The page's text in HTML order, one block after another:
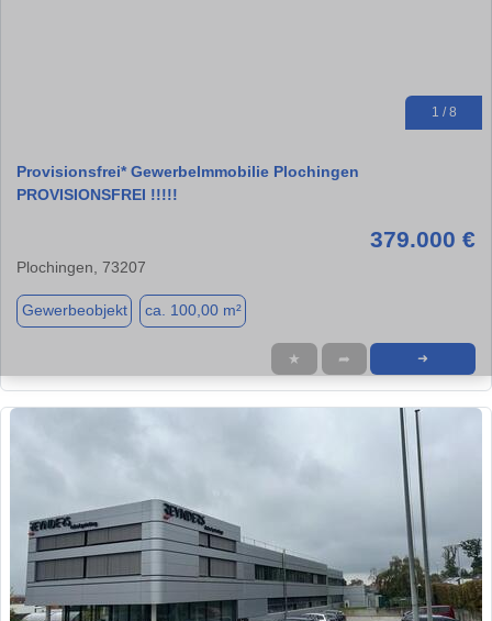
1 / 8
Provisionsfrei* GewerbeImmobilie Plochingen
PROVISIONSFREI !!!!!
379.000 €
Plochingen, 73207
Gewerbeobjekt ca. 100,00 m²
★ ➦ ➜